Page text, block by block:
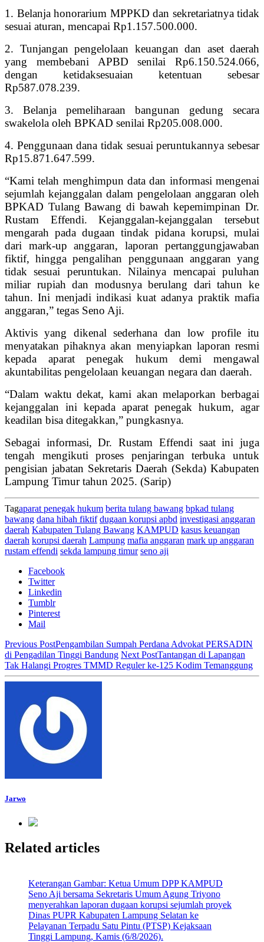
1. Belanja honorarium MPPKD dan sekretariatnya tidak
sesuai aturan, mencapai Rp1.157.500.000.
2. Tunjangan pengelolaan keuangan dan aset daerah
yang membebani APBD senilai Rp6.150.524.066,
dengan ketidaksesuaian ketentuan sebesar
Rp587.078.239.
3. Belanja pemeliharaan bangunan gedung secara
swakelola oleh BPKAD senilai Rp205.008.000.
4. Penggunaan dana tidak sesuai peruntukannya sebesar
Rp15.871.647.599.
“Kami telah menghimpun data dan informasi mengenai
sejumlah kejanggalan dalam pengelolaan anggaran oleh
BPKAD Tulang Bawang di bawah kepemimpinan Dr.
Rustam Effendi. Kejanggalan-kejanggalan tersebut
mengarah pada dugaan tindak pidana korupsi, mulai
dari mark-up anggaran, laporan pertanggungjawaban
fiktif, hingga pengalihan penggunaan anggaran yang
tidak sesuai peruntukan. Nilainya mencapai puluhan
miliar rupiah dan modusnya berulang dari tahun ke
tahun. Ini menjadi indikasi kuat adanya praktik mafia
anggaran,” tegas Seno Aji.
Aktivis yang dikenal sederhana dan low profile itu
menyatakan pihaknya akan menyiapkan laporan resmi
kepada aparat penegak hukum demi mengawal
akuntabilitas pengelolaan keuangan negara dan daerah.
“Dalam waktu dekat, kami akan melaporkan berbagai
kejanggalan ini kepada aparat penegak hukum, agar
keadilan bisa ditegakkan,” pungkasnya.
Sebagai informasi, Dr. Rustam Effendi saat ini juga
tengah mengikuti proses penjaringan terbuka untuk
pengisian jabatan Sekretaris Daerah (Sekda) Kabupaten
Lampung Timur tahun 2025. (Sarip)
Tagaparat penegak hukum berita tulang bawang bpkad tulang
bawang dana hibah fiktif dugaan korupsi apbd investigasi anggaran
daerah Kabupaten Tulang Bawang KAMPUD kasus keuangan
daerah korupsi daerah Lampung mafia anggaran mark up anggaran
rustam effendi sekda lampung timur seno aji
Facebook
Twitter
Linkedin
Tumblr
Pinterest
Mail
Previous PostPengambilan Sumpah Perdana Advokat PERSADIN
di Pengadilan Tinggi Bandung Next PostTantangan di Lapangan
Tak Halangi Progres TMMD Reguler ke-125 Kodim Temanggung
Jarwo
Related articles
Keterangan Gambar: Ketua Umum DPP KAMPUD
Seno Aji bersama Sekretaris Umum Agung Triyono
menyerahkan laporan dugaan korupsi sejumlah proyek
Dinas PUPR Kabupaten Lampung Selatan ke
Pelayanan Terpadu Satu Pintu (PTSP) Kejaksaan
Tinggi Lampung, Kamis (6/8/2026).